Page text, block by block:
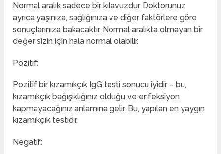
Normal aralık sadece bir kılavuzdur. Doktorunuz
ayrıca yaşınıza, sağlığınıza ve diğer faktörlere göre
sonuçlarınıza bakacaktır. Normal aralıkta olmayan bir
değer sizin için hala normal olabilir.
Pozitif:
Pozitif bir kızamıkçık IgG testi sonucu iyidir – bu,
kızamıkçık bağışıklığınız olduğu ve enfeksiyon
kapmayacağınız anlamına gelir. Bu, yapılan en yaygın
kızamıkçık testidir.
Negatif: